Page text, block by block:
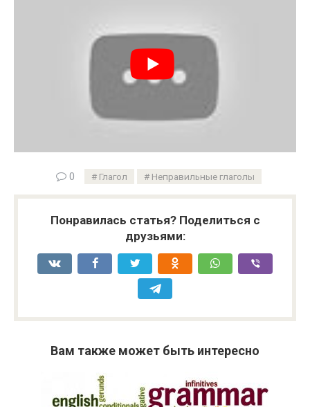
0 Глагол Неправильные глаголы
Понравилась статья? Поделиться с
друзьями:
Вам также может быть интересно